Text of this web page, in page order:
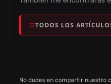
TODOS LOS
No dudes en compartir nuestro